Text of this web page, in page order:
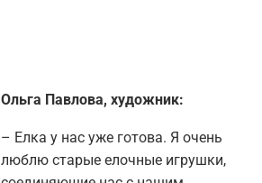
Ольга Павлова, художник:
– Елка у нас уже готова. Я очень
люблю старые елочные игрушки,